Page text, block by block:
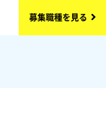
募集職種を見る